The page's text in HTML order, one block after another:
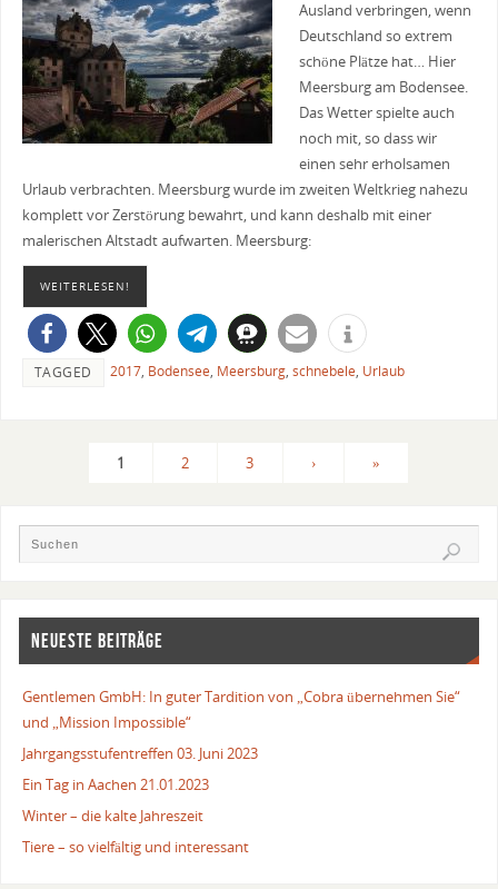
Ausland verbringen, wenn
Deutschland so extrem
schöne Plätze hat… Hier
Meersburg am Bodensee.
Das Wetter spielte auch
noch mit, so dass wir
einen sehr erholsamen
Urlaub verbrachten. Meersburg wurde im zweiten Weltkrieg nahezu
komplett vor Zerstörung bewahrt, und kann deshalb mit einer
malerischen Altstadt aufwarten. Meersburg:
WEITERLESEN!
TAGGED 2017, Bodensee, Meersburg, schnebele, Urlaub
1 2 3 › »
NEUESTE BEITRÄGE
Gentlemen GmbH: In guter Tardition von „Cobra übernehmen Sie“
und „Mission Impossible“
Jahrgangsstufentreffen 03. Juni 2023
Ein Tag in Aachen 21.01.2023
Winter – die kalte Jahreszeit
Tiere – so vielfältig und interessant